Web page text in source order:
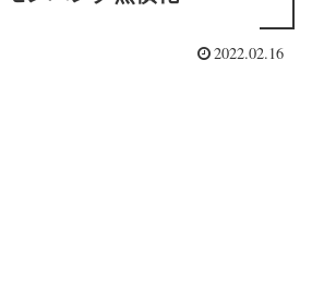
2022.02.16